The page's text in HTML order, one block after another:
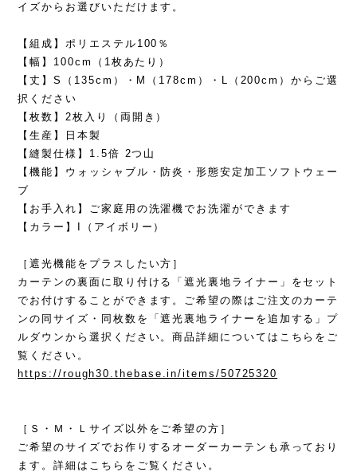
イズからお選びいただけます。
【組成】ポリエステル100％
【幅】100cm（1枚あたり）
【丈】S（135cm）・M（178cm）・L（200cm）からご選
択ください
【枚数】2枚入り（両開き）
【生産】日本製
【縫製仕様】1.5倍 2つ山
【機能】ウォッシャブル・防炎・形態安定加工ソフトウェー
ブ
【お手入れ】ご家庭用の洗濯機でお洗濯ができます
【カラー】I（アイボリー）
［遮光機能をプラスしたい方］
カーテンの裏面に取り付ける「遮光裏地ライナー」をセット
でお付けすることができます。ご希望の際はご注文のカーテ
ンの同サイズ・同枚数を「遮光裏地ライナーを追加する」プ
ルダウンから選択ください。商品詳細についてはこちらをご
覧ください。
https://rough30.thebase.in/items/50725320
［Ｓ・Ｍ・Ｌサイズ以外をご希望の方］
ご希望のサイズでお作りするオーダーカーテンも承っており
ます。詳細はこちらをご覧ください。